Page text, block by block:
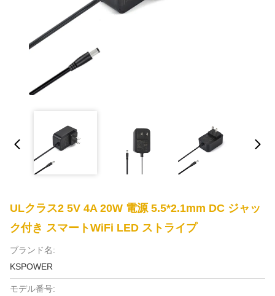
ULクラス2 5V 4A 20W 電源 5.5*2.1mm DC ジャッ
ク付き スマートWiFi LED ストライプ
ブランド名:
KSPOWER
モデル番号: